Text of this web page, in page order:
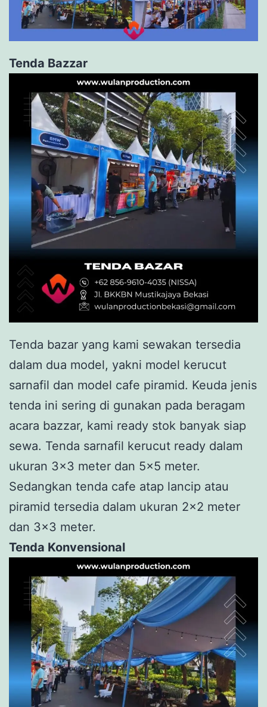
Tenda Bazzar
Tenda bazar yang kami sewakan tersedia
dalam dua model, yakni model kerucut
sarnafil dan model cafe piramid. Keuda jenis
tenda ini sering di gunakan pada beragam
acara bazzar, kami ready stok banyak siap
sewa. Tenda sarnafil kerucut ready dalam
ukuran 3×3 meter dan 5×5 meter.
Sedangkan tenda cafe atap lancip atau
piramid tersedia dalam ukuran 2×2 meter
dan 3×3 meter.
Tenda Konvensional